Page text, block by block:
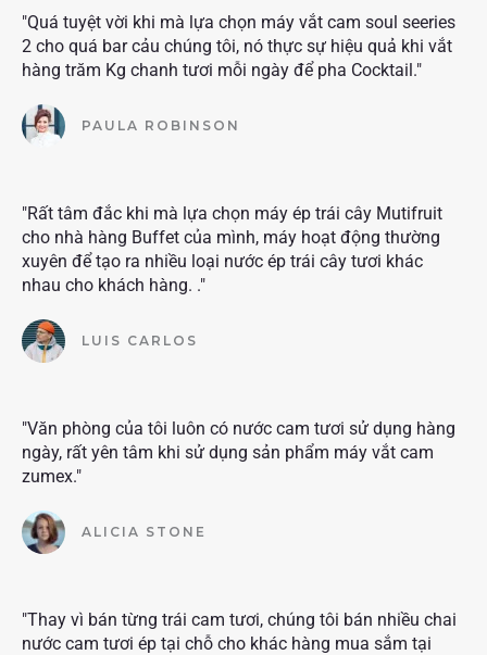
"Quá tuyệt vời khi mà lựa chọn máy vắt cam soul seeries
2 cho quá bar cảu chúng tôi, nó thực sự hiệu quả khi vắt
hàng trăm Kg chanh tươi mỗi ngày để pha Cocktail."
PAULA ROBINSON
"Rất tâm đắc khi mà lựa chọn máy ép trái cây Mutifruit
cho nhà hàng Buffet của mình, máy hoạt động thường
xuyên để tạo ra nhiều loại nước ép trái cây tươi khác
nhau cho khách hàng. ."
LUIS CARLOS
"Văn phòng của tôi luôn có nước cam tươi sử dụng hàng
ngày, rất yên tâm khi sử dụng sản phẩm máy vắt cam
zumex."
ALICIA STONE
"Thay vì bán từng trái cam tươi, chúng tôi bán nhiều chai
nước cam tươi ép tại chỗ cho khác hàng mua sắm tại